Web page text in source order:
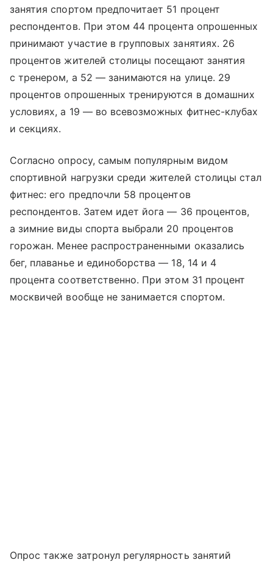
занятия спортом предпочитает 51 процент
респондентов. При этом 44 процента опрошенных
принимают участие в групповых занятиях. 26
процентов жителей столицы посещают занятия
с тренером, а 52 — занимаются на улице. 29
процентов опрошенных тренируются в домашних
условиях, а 19 — во всевозможных фитнес-клубах
и секциях.
Согласно опросу, самым популярным видом
спортивной нагрузки среди жителей столицы стал
фитнес: его предпочли 58 процентов
респондентов. Затем идет йога — 36 процентов,
а зимние виды спорта выбрали 20 процентов
горожан. Менее распространенными оказались
бег, плаванье и единоборства — 18, 14 и 4
процента соответственно. При этом 31 процент
москвичей вообще не занимается спортом.
Опрос также затронул регулярность занятий